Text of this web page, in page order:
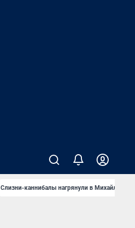
Слизни-каннибалы нагрянули в Михайлов